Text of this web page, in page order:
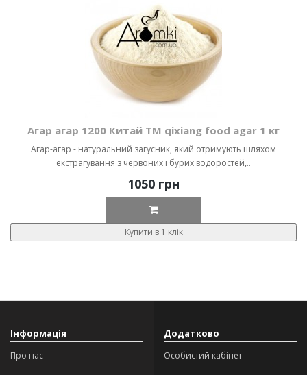
Агар агар 1200 Китай ТМ qixiang food agar 1 кг
Агар-агар - натуральний загусник, який отримують шляхом
екстрагування з червоних і бурих водоростей,..
1050 грн
Купити в 1 клік
Інформація
Про нас
Додатково
Особистий кабінет